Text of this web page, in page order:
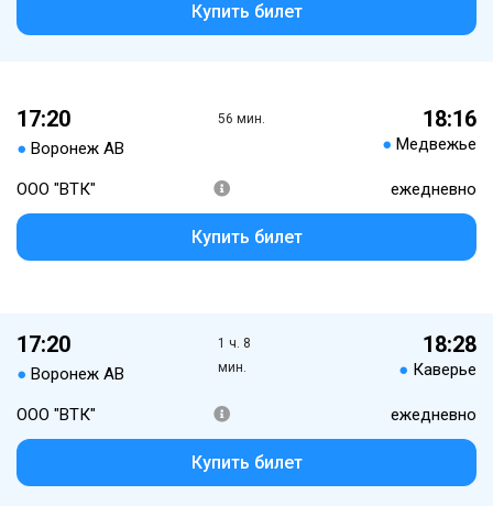
Купить билет
17:20
● Воронеж АВ
56 мин. 18:16
● Медвежье
ООО "ВТК" ежедневно
Купить билет
17:20
● Воронеж АВ
1 ч. 8
мин.
18:28
● Каверье
ООО "ВТК" ежедневно
Купить билет